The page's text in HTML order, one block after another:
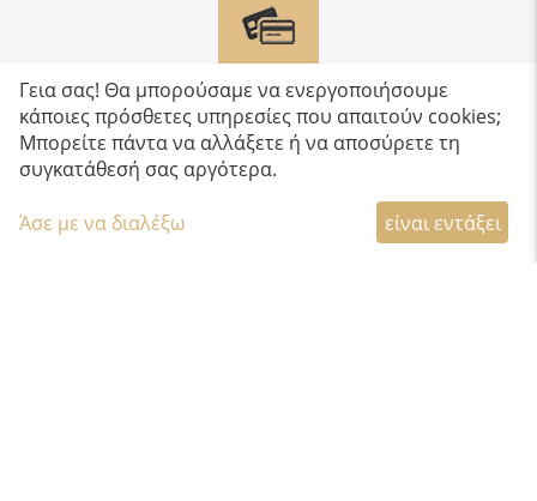
ΠΟΛΛΑΠΛΟΙ ΤΡΟΠΟΙ ΠΛΗΡΩΜΗΣ
Πληρώστε με πιστωτική/χρεωστική κάρτα,
Paypal, κατάθεση σε τραπεζικό λογαριασμό &
Γεια σας! Θα μπορούσαμε να ενεργοποιήσουμε
κάποιες πρόσθετες υπηρεσίες που απαιτούν cookies;
Μπορείτε πάντα να αλλάξετε ή να αποσύρετε τη
συγκατάθεσή σας αργότερα.
Άσε με να διαλέξω είναι εντάξει